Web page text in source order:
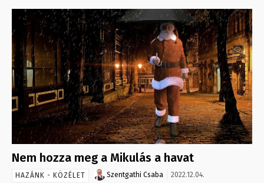
Nem hozza meg a Mikulás a havat
HAZÁNK - KÖZÉLET Szentgathi Csaba 2022.12.04.